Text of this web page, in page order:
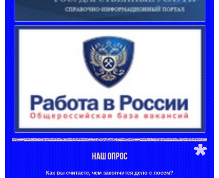
НАШ ОПРОС
Как вы считаете, чем закончится дело с лосем?